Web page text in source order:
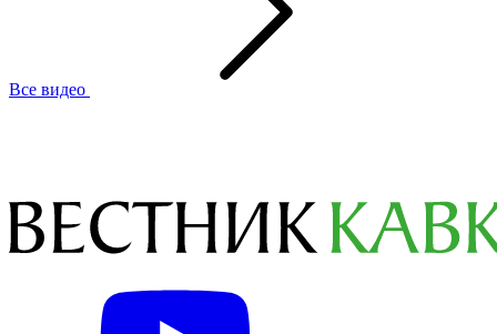
Все видео